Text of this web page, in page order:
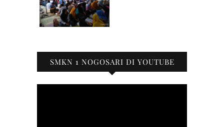
SMKN 1 NOGOSARI DI YOUTUBE